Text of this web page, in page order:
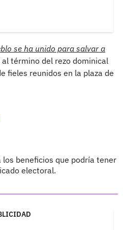
se ha unido para salvar a
término del rezo dominical
fieles reunidos en la plaza de
los beneficios que podría tener
electoral.